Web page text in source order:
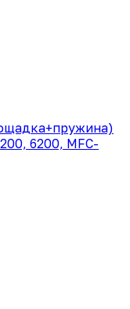
6200, MFC-